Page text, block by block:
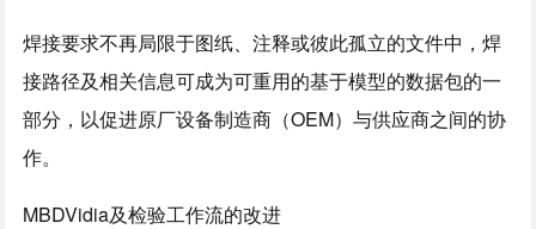
焊接要求不再局限于图纸、注释或彼此孤立的文件中，焊
接路径及相关信息可成为可重用的基于模型的数据包的一
部分，以促进原厂设备制造商（OEM）与供应商之间的协
作。
MBDVidia及检验工作流的改进